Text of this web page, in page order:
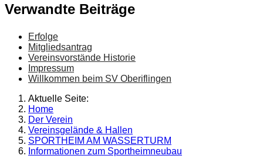
Verwandte Beiträge
Erfolge
Mitgliedsantrag
Vereinsvorstände Historie
Impressum
Willkommen beim SV Oberiflingen
Aktuelle Seite:
Home
Der Verein
Vereinsgelände & Hallen
SPORTHEIM AM WASSERTURM
Informationen zum Sportheimneubau